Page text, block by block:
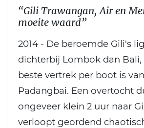
“Gili Trawangan, Air en
moeite waard”
2014 - De beroemde Gili's
dichterbij Lombok dan
beste vertrek per boot is
Padangbai. Een overtocht
ongeveer klein 2 uur naar
verloopt geordend